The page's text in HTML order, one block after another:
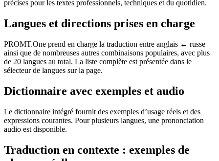
précises pour les textes professionnels, techniques et du quotidien.
Langues et directions prises en charge
PROMT.One prend en charge la traduction entre anglais ↔ russe
ainsi que de nombreuses autres combinaisons populaires, avec plus
de 20 langues au total. La liste complète est présentée dans le
sélecteur de langues sur la page.
Dictionnaire avec exemples et audio
Le dictionnaire intégré fournit des exemples d’usage réels et des
expressions courantes. Pour plusieurs langues, une prononciation
audio est disponible.
Traduction en contexte : exemples de